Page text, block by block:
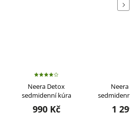
Neera Detox
sedmidenní kúra
990 Kč
Neera
sedmidenní
1 299
Next